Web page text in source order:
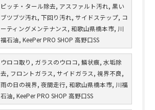
ピッチ・タール除去, アスファルト汚れ, 黒い
ブツブツ汚れ, 下回り汚れ, サイドステップ, コ
ーティングメンテナンス, 和歌山県橋本市, 川
福石油, KeePer PRO SHOP 高野口SS
ウロコ取り, ガラスのウロコ, 鱗状痕, 水垢除
去, フロントガラス, サイドガラス, 視界不良,
雨の日の視界, 夜間走行, 和歌山県橋本市, 川福
石油, KeePer PRO SHOP 高野口SS